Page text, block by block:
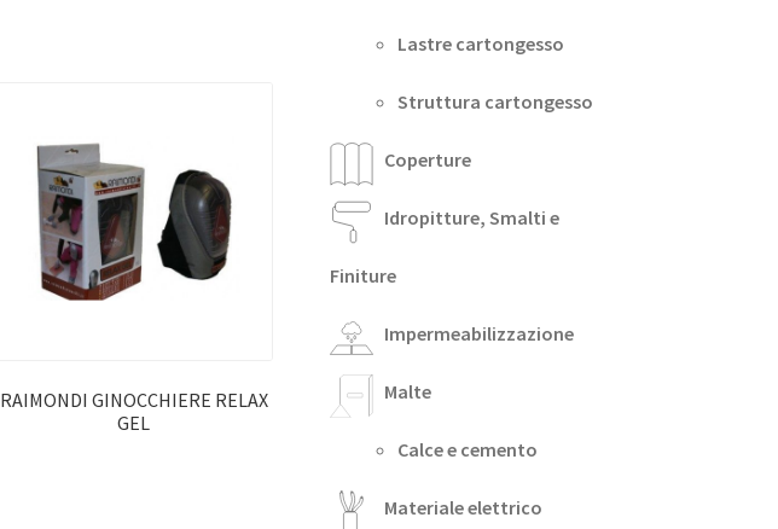
RAIMONDI GINOCCHIERE RELAX
GEL
Lastre cartongesso
Struttura cartongesso
Coperture
Idropitture, Smalti e
Finiture
Impermeabilizzazione
Malte
Calce e cemento
Materiale elettrico